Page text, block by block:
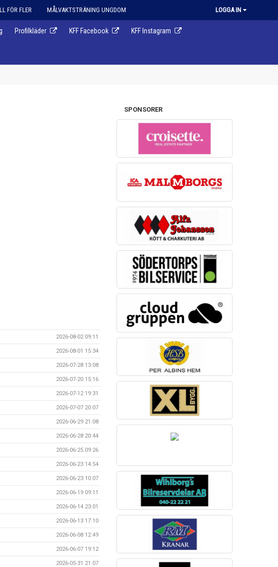
FÖR FLER MÅLVAKTSTRÄNING UNGDOM LOGGA IN
Profilkläder KFF Facebook KFF Instagram
2026-08-02 09:11
2026-08-01 15:34
2026-07-28 13:08
2026-07-20 15:16
2026-07-12 19:31
2026-07-07 20:07
2026-06-29 21:08
2026-06-28 20:44
2026-06-25 09:26
2026-06-23 14:54
2026-06-23 10:07
2026-06-19 09:11
2026-06-14 23:01
2026-06-13 17:10
2026-06-08 12:49
2026-06-07 19:12
2026-05-31 21:07
SPONSORER